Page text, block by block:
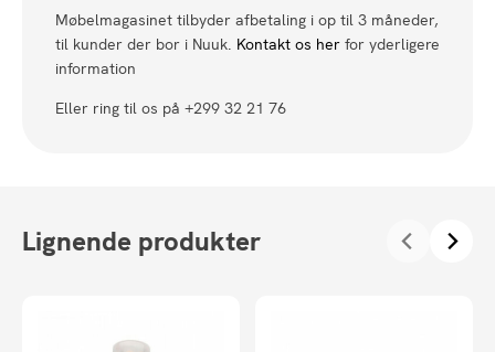
Møbelmagasinet tilbyder afbetaling i op til 3 måneder,
til kunder der bor i Nuuk. Kontakt os her for yderligere
information
Eller ring til os på +299 32 21 76
Lignende produkter